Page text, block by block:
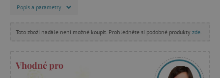
Popis a parametry
Toto zboží nadále není možné koupit. Prohlédněte si podobné produkty zde.
Vhodné pro